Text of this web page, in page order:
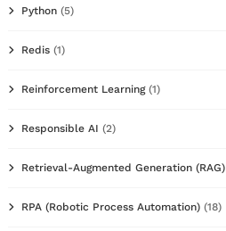
Python (5)
Redis (1)
Reinforcement Learning(1)
Responsible AI (2)
Retrieval-Augmented Generation (RAG)
RPA (Robotic Process Automation) (18)